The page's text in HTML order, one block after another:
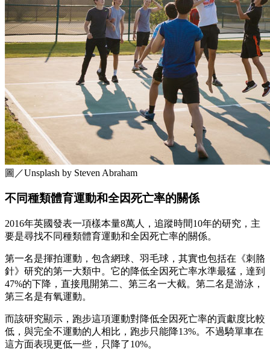
圖／Unsplash by Steven Abraham
不同種類體育運動和全因死亡率的關係
2016年英國發表一項樣本量8萬人，追蹤時間10年的研究，主
要是尋找不同種類體育運動和全因死亡率的關係。
第一名是揮拍運動，包含網球、羽毛球，其實也包括在《刺胳
針》研究的第一大類中。它的降低全因死亡率水準最猛，達到
47%的下降，直接甩開第二、第三名一大截。第二名是游泳，
第三名是有氧運動。
而該研究顯示，跑步這項運動對降低全因死亡率的貢獻度比較
低，與完全不運動的人相比，跑步只能降13%。不過騎單車在
這方面表現更低一些，只降了10%。